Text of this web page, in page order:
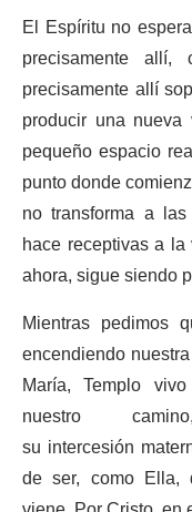
El Espíritu no
precisamente
precisamente allí
producir una
pequeño espacio
punto donde
no transforma a
hace receptivas a
ahora, sigue siendo
Mientras pedimos
encendiendo
María, Templo
nuestro
su intercesión
de ser, como